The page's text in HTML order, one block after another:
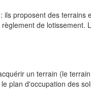
: ils proposent des terrains
de lotissement.
un terrain (le
plan d'occupation des